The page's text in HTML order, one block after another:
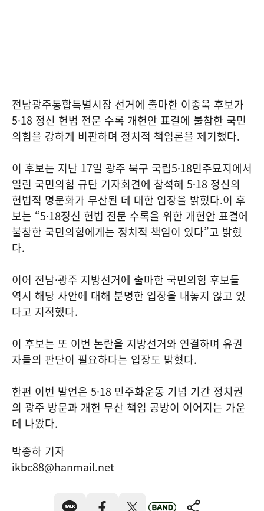
전남광주통합특별시장 선거에 출마한 이종욱 후보가
5·18 정신 헌법 전문 수록 개헌안 표결에 불참한 국민
의힘을 강하게 비판하며 정치적 책임론을 제기했다.
이 후보는 지난 17일 광주 북구 국립5·18민주묘지에서
열린 국민의힘 규탄 기자회견에 참석해 5·18 정신의
헌법적 명문화가 무산된 데 대한 입장을 밝혔다.이 후
보는 “5·18정신 헌법 전문 수록을 위한 개헌안 표결에
불참한 국민의힘에게는 정치적 책임이 있다”고 밝혔
다.
이어 전남·광주 지방선거에 출마한 국민의힘 후보들
역시 해당 사안에 대해 분명한 입장을 내놓지 않고 있
다고 지적했다.
이 후보는 또 이번 논란을 지방선거와 연결하며 유권
자들의 판단이 필요하다는 입장도 밝혔다.
한편 이번 발언은 5·18 민주화운동 기념 기간 정치권
의 광주 방문과 개헌 무산 책임 공방이 이어지는 가운
데 나왔다.
박종하 기자
ikbc88@hanmail.net